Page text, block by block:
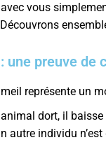
vous
une preuve de
représente un
dort, il
autre individu